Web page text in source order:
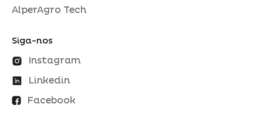
AlperAgro Tech
Siga-nos
Instagram
Linkedin
Facebook